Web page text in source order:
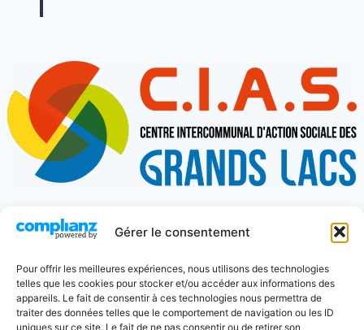
Gérer le consentement
Pour offrir les meilleures expériences, nous utilisons des technologies
telles que les cookies pour stocker et/ou accéder aux informations des
appareils. Le fait de consentir à ces technologies nous permettra de
traiter des données telles que le comportement de navigation ou les ID
uniques sur ce site. Le fait de ne pas consentir ou de retirer son
274 place Charles de Gaulle
40600 Biscarrosse